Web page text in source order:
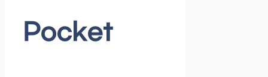
Pocket